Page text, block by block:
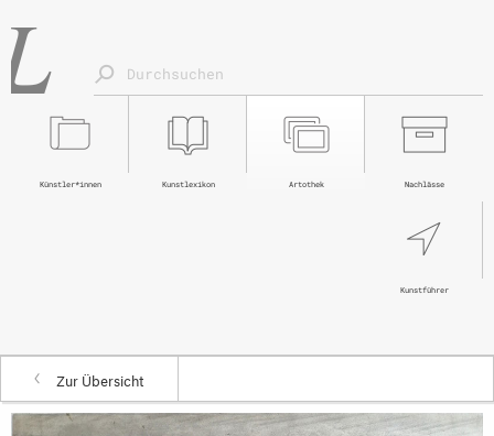
Nachlässe
Artothek
Kunstlexikon
Künstler*innen
Kunstführer
Zur Übersicht